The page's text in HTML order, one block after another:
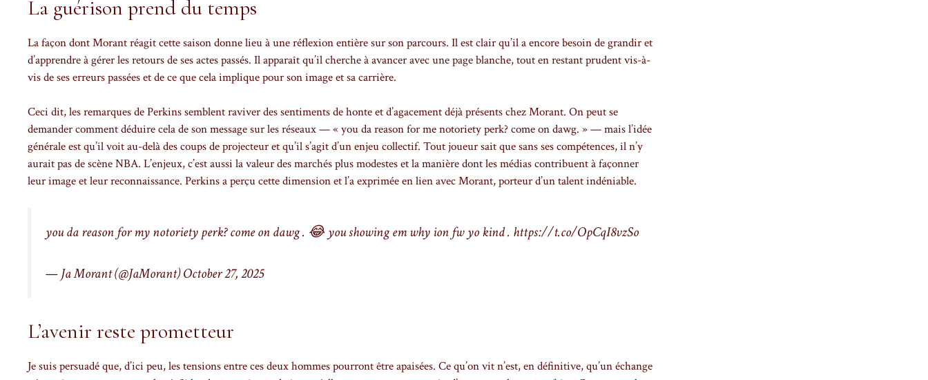
La guérison prend du temps
La façon dont Morant réagit cette saison donne lieu à une réflexion entière sur son parcours. Il est clair qu’il a encore besoin de grandir et
d’apprendre à gérer les retours de ses actes passés. Il apparaît qu’il cherche à avancer avec une page blanche, tout en restant prudent vis-à-
vis de ses erreurs passées et de ce que cela implique pour son image et sa carrière.
Ceci dit, les remarques de Perkins semblent raviver des sentiments de honte et d’agacement déjà présents chez Morant. On peut se
demander comment déduire cela de son message sur les réseaux — « you da reason for me notoriety perk? come on dawg. » — mais l’idée
générale est qu’il voit au-delà des coups de projecteur et qu’il s’agit d’un enjeu collectif. Tout joueur sait que sans ses compétences, il n’y
aurait pas de scène NBA. L’enjeux, c’est aussi la valeur des marchés plus modestes et la manière dont les médias contribuent à façonner
leur image et leur reconnaissance. Perkins a perçu cette dimension et l’a exprimée en lien avec Morant, porteur d’un talent indéniable.
you da reason for my notoriety perk? come on dawg . 😂 you showing em why ion fw yo kind . https://t.co/OpCqI8vzSo
— Ja Morant (@JaMorant)October 27, 2025
L’avenir reste prometteur
Je suis persuadé que, d’ici peu, les tensions entre ces deux hommes pourront être apaisées. Ce qu’on vit n’est, en définitive, qu’un échange